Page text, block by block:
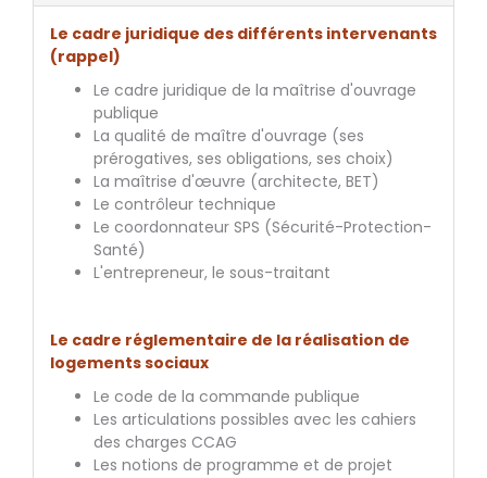
Le cadre juridique des différents intervenants
(rappel)
Le cadre juridique de la maîtrise d'ouvrage
publique
La qualité de maître d'ouvrage (ses
prérogatives, ses obligations, ses choix)
La maîtrise d'œuvre (architecte, BET)
Le contrôleur technique
Le coordonnateur SPS (Sécurité-Protection-
Santé)
L'entrepreneur, le sous-traitant
Le cadre réglementaire de la réalisation de
logements sociaux
Le code de la commande publique
Les articulations possibles avec les cahiers
des charges CCAG
Les notions de programme et de projet